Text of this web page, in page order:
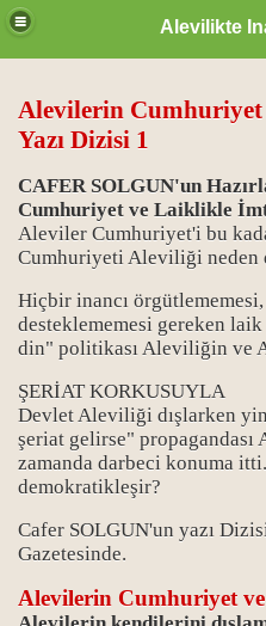
Alevilerin
Yazı Dizisi 1
CAFER SOLGUN'un
Cumhuriyet ve Laiklikle
Aleviler Cumhuriyet'i bu
Cumhuriyeti Aleviliği neden
Hiçbir inancı
desteklememesi gereken
din" politikası Aleviliğin ve
ŞERİAT KORKUSUYLA
Devlet Aleviliği dışlarken
şeriat gelirse"
zamanda darbeci konuma
demokratikleşir?
Cafer SOLGUN'un yazı
Gazetesinde.
Alevilerin Cumhuriyet
ayı